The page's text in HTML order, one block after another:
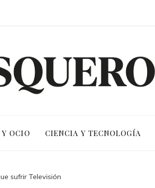
OCIO CIENCIA Y TECNOLOGÍA
sufrir Televisión